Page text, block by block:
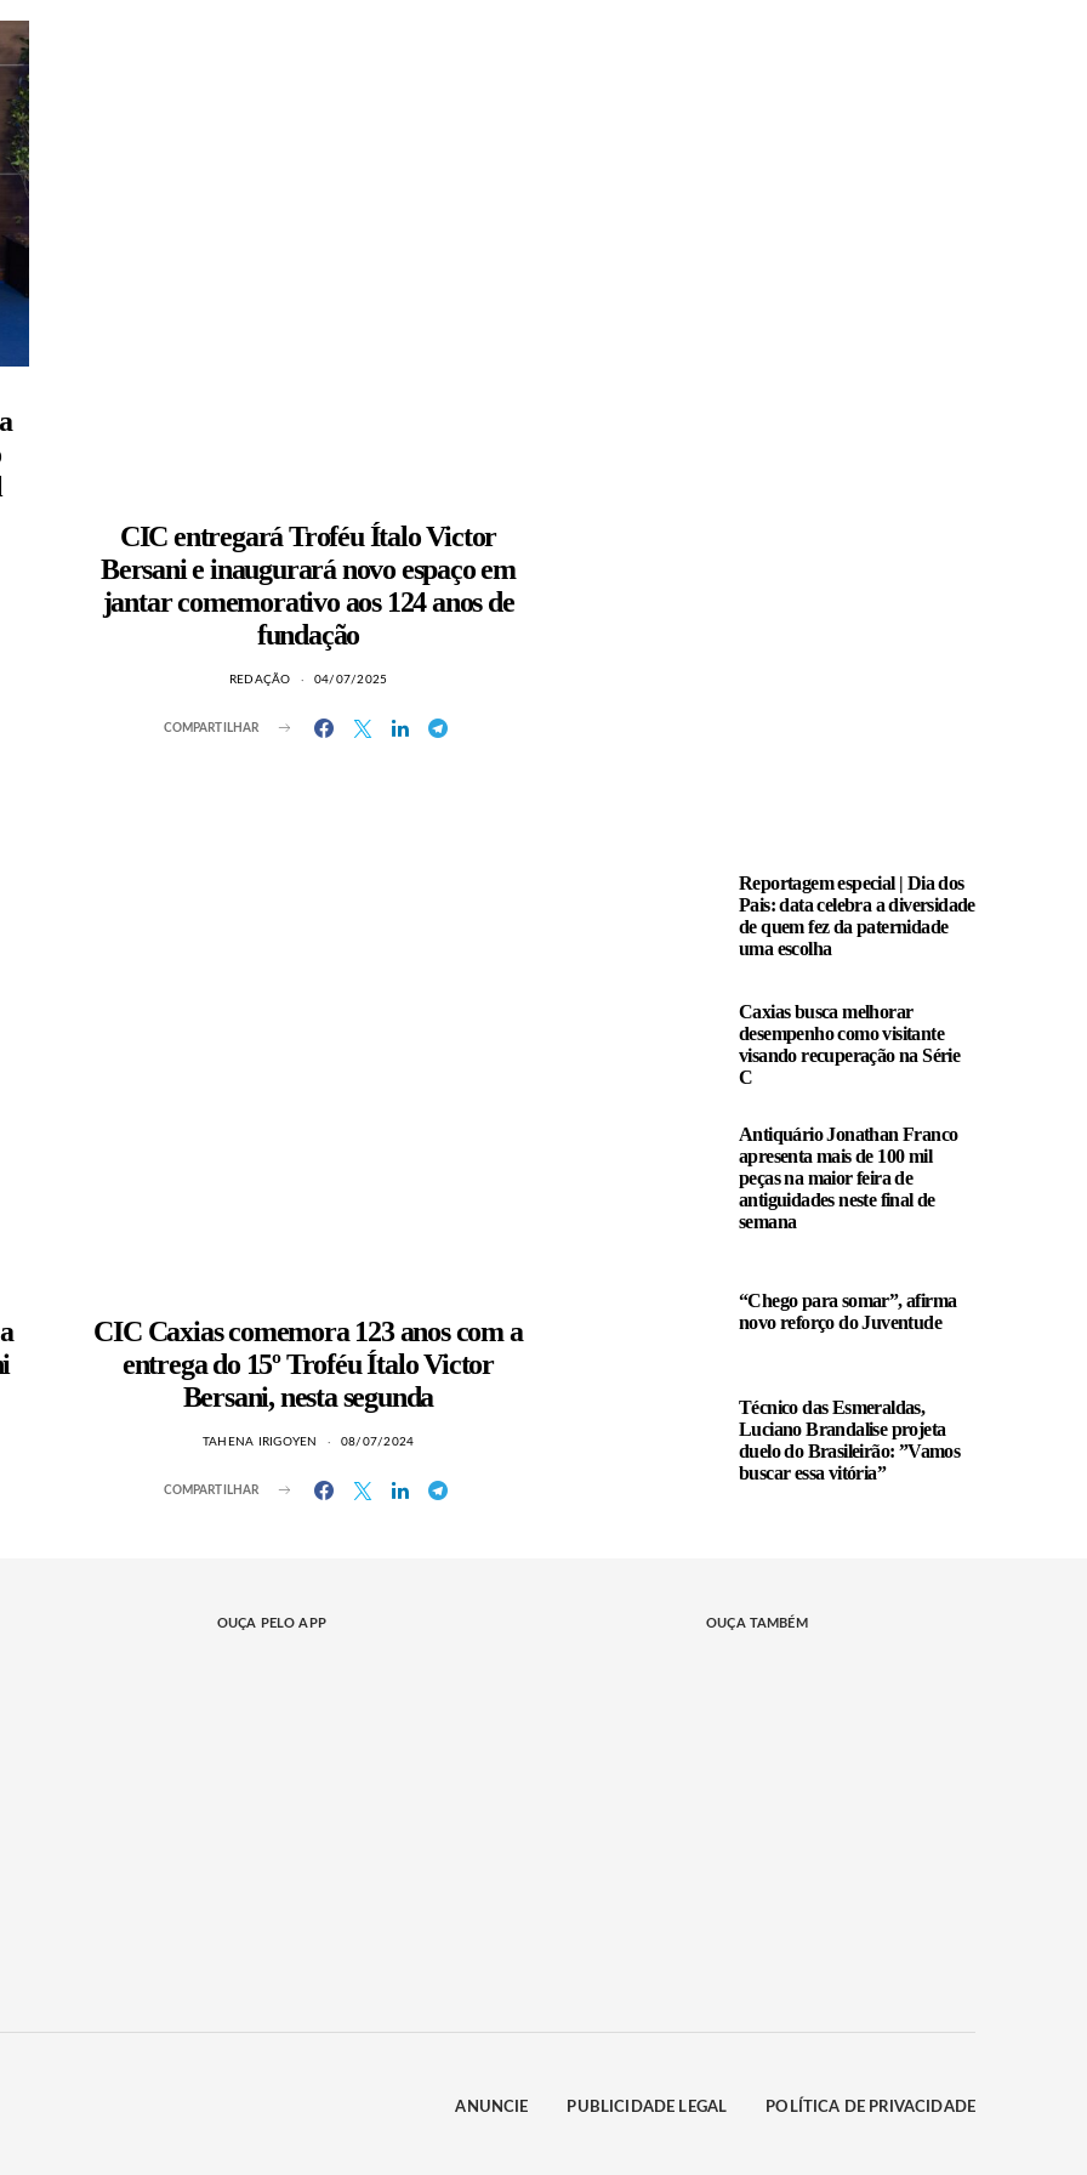
CIC entregará Troféu Ítalo Victor
Bersani e inaugurará novo espaço em
jantar comemorativo aos 124 anos de
fundação
REDAÇÃO 04/07/2025
COMPARTILHAR
CIC Caxias comemora 123 anos com a
entrega do 15º Troféu Ítalo Victor
Bersani, nesta segunda
TAHENA IRIGOYEN 08/07/2024
COMPARTILHAR
Reportagem especial | Dia dos
Pais: data celebra a diversidade
de quem fez da paternidade
uma escolha
Caxias busca melhorar
desempenho como visitante
visando recuperação na Série
C
Antiquário Jonathan Franco
apresenta mais de 100 mil
peças na maior feira de
antiguidades neste final de
semana
“Chego para somar”, afirma
novo reforço do Juventude
Técnico das Esmeraldas,
Luciano Brandalise projeta
duelo do Brasileirão: ”Vamos
buscar essa vitória”
OUÇA PELO APP OUÇA TAMBÉM
ANUNCIE PUBLICIDADE LEGAL POLÍTICA DE PRIVACIDADE